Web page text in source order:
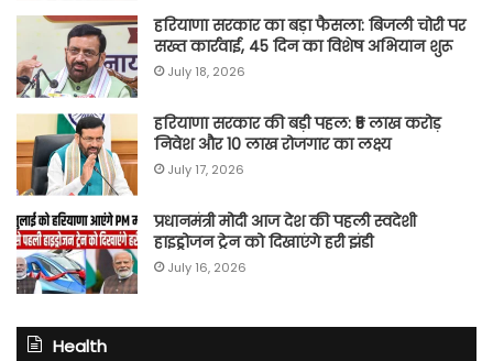
हरियाणा सरकार का बड़ा फैसला: बिजली चोरी पर
सख्त कार्रवाई, 45 दिन का विशेष अभियान शुरू
July 18, 2026
हरियाणा सरकार की बड़ी पहल: ₹5 लाख करोड़
निवेश और 10 लाख रोजगार का लक्ष्य
July 17, 2026
प्रधानमंत्री मोदी आज देश की पहली स्वदेशी
हाइड्रोजन ट्रेन को दिखाएंगे हरी झंडी
July 16, 2026
Health